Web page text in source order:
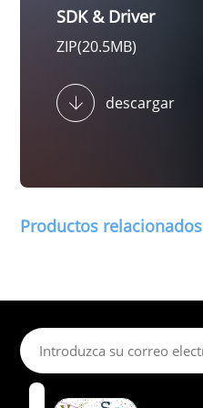
SDK & Driver
ZIP(20.5MB)
descargar
Productos relacionados